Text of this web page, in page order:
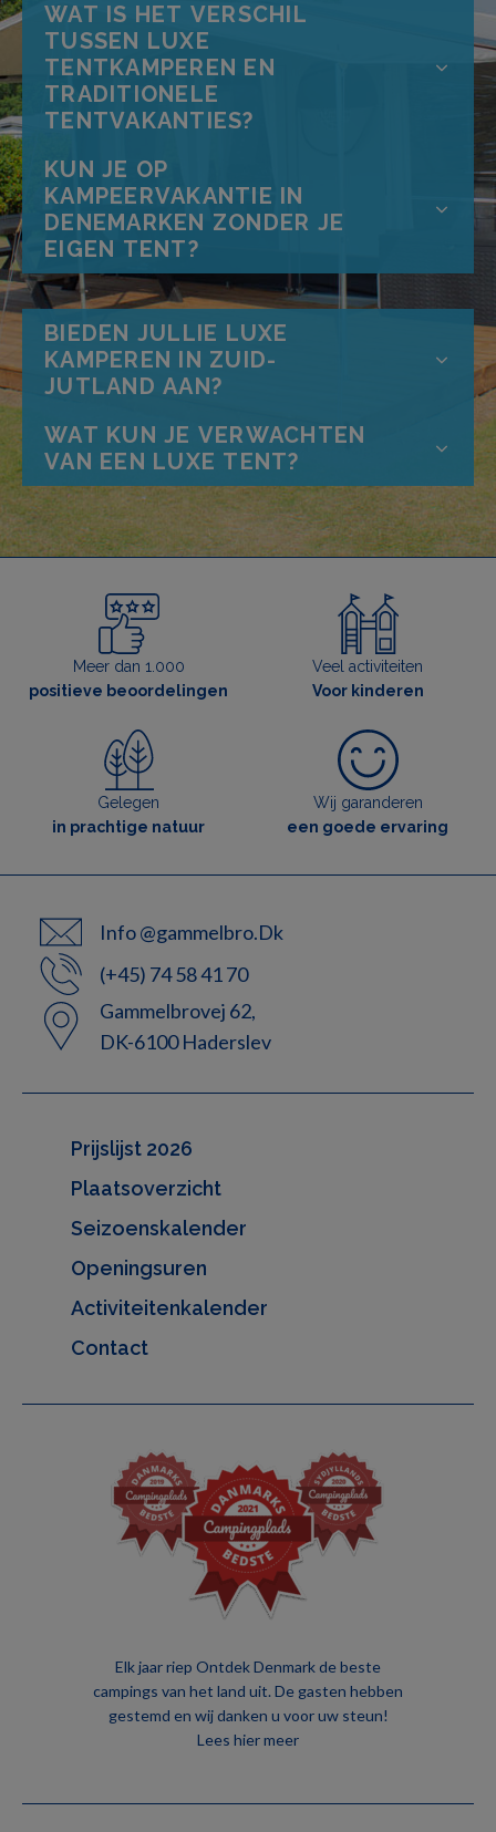
WAT IS HET VERSCHIL
TUSSEN LUXE
TENTKAMPEREN EN
TRADITIONELE
TENTVAKANTIES?
KUN JE OP
KAMPEERVAKANTIE IN
DENEMARKEN ZONDER JE
EIGEN TENT?
BIEDEN JULLIE LUXE
KAMPEREN IN ZUID-
JUTLAND AAN?
WAT KUN JE VERWACHTEN
VAN EEN LUXE TENT?
Meer dan 1.000
positieve beoordelingen
Veel activiteiten
Voor kinderen
Gelegen
in prachtige natuur
Wij garanderen
een goede ervaring
Info @gammelbro.Dk
(+45) 74 58 41 70
Gammelbrovej 62,
DK-6100 Haderslev
Prijslijst 2026
Plaatsoverzicht
Seizoenskalender
Openingsuren
Activiteitenkalender
Contact
Elk jaar riep Ontdek Denmark de beste
campings van het land uit. De gasten hebben
gestemd en wij danken u voor uw steun!
Lees hier meer